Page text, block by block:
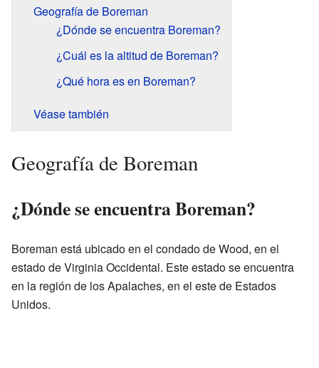
Geografía de Boreman
¿Dónde se encuentra Boreman?
¿Cuál es la altitud de Boreman?
¿Qué hora es en Boreman?
Véase también
Geografía de Boreman
¿Dónde se encuentra Boreman?
Boreman está ubicado en el condado de Wood, en el
estado de Virginia Occidental. Este estado se encuentra
en la región de los Apalaches, en el este de Estados
Unidos.